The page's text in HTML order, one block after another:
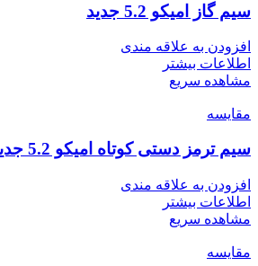
سیم گاز امیکو 5.2 جدید
افزودن به علاقه مندی
اطلاعات بیشتر
مشاهده سریع
مقایسه
سیم ترمز دستی کوتاه امیکو 5.2 جدید
افزودن به علاقه مندی
اطلاعات بیشتر
مشاهده سریع
مقایسه